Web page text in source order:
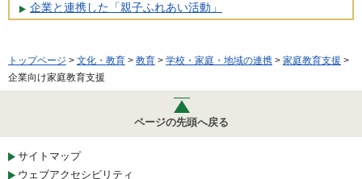
企業と連携した「親子ふれあい活動」
トップページ > 文化・教育 > 教育 > 学校・家庭・地域の連携 > 家庭教育支援 >
企業向け家庭教育支援
ページの先頭へ戻る
サイトマップ
ウェブアクセシビリティ